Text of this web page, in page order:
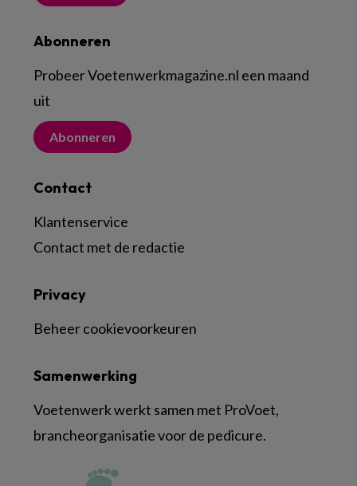
Abonneren
Probeer Voetenwerkmagazine.nl een maand
uit
Abonneren
Contact
Klantenservice
Contact met de redactie
Samenwerking
Voetenwerk werkt samen met ProVoet,
brancheorganisatie voor de pedicure.
Privacy
Beheer cookievoorkeuren